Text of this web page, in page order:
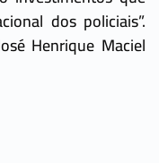
dos policiais”.
Henrique Maciel